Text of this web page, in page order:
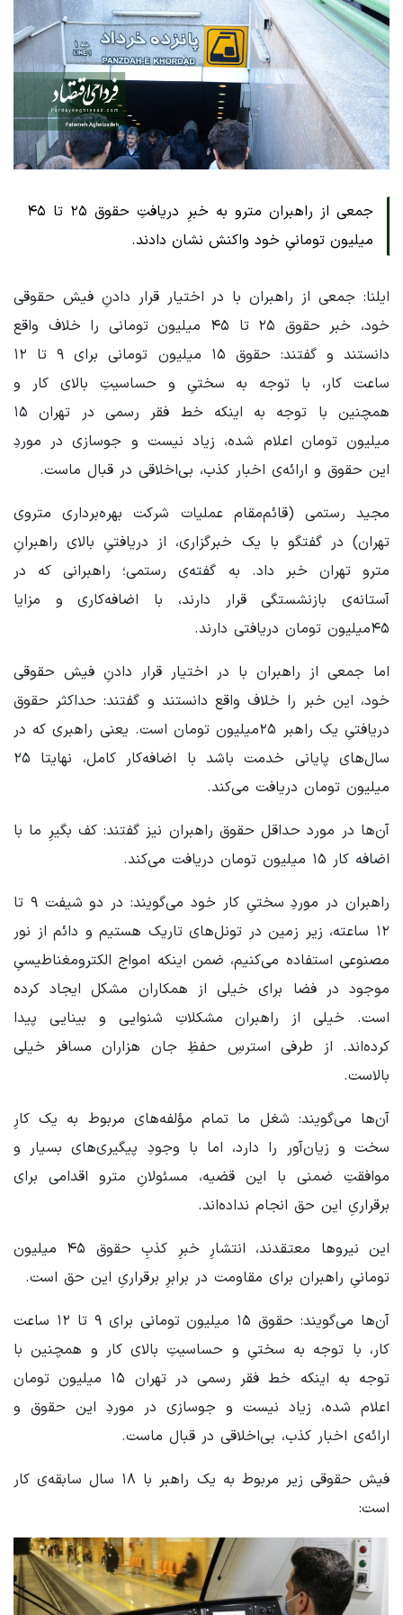
جمعی از راهبران مترو به خبرِ دریافتِ حقوق ۲۵ تا ۴۵
میلیون تومانیِ خود واکنش نشان دادند.
ایلنا: جمعی از راهبران با در اختیار قرار دادنِ فیش حقوقی
خود، خبر حقوق ۲۵ تا ۴۵ میلیون تومانی را خلاف واقع
دانستند و گفتند: حقوق ۱۵ میلیون تومانی برای ۹ تا ۱۲
ساعت کار، با توجه به سختیِ و حساسیتِ بالای کار و
همچنین با توجه به اینکه خط فقر رسمی در تهران ۱۵
میلیون تومان اعلام شده، زیاد نیست و جوسازی در موردِ
این حقوق و ارائه‌ی اخبار کذب، بی‌اخلاقی در قبال ماست.
مجید رستمی (قائم‌مقام عملیات شرکت بهره‌برداری متروی
تهران) در گفتگو با یک خبرگزاری، از دریافتیِ بالای راهبرانِ
مترو تهران خبر داد. به گفته‌ی رستمی؛ راهبرانی که در
آستانه‌‎ی بازنشستگی قرار دارند، با اضافه‌کاری و مزایا
۴۵میلیون تومان دریافتی دارند.
اما جمعی از راهبران با در اختیار قرار دادنِ فیش حقوقی
خود، این خبر را خلاف واقع دانستند و گفتند: حداکثر حقوق
دریافتیِ یک راهبر ۲۵میلیون تومان است. یعنی راهبری که در
سال‌های پایانی خدمت باشد با اضافه‌کار کامل، نهایتا ۲۵
میلیون تومان دریافت می‌کند.
آن‌ها در مورد حداقل حقوق راهبران نیز گفتند: کف بگیرِ ما با
اضافه کار ۱۵ میلیون تومان دریافت می‌کند.
راهبران در موردِ سختیِ کار خود می‌گویند: در دو شیفت ۹ تا
۱۲ ساعته، زیر زمین در تونل‌های تاریک هستیم و دائم از نور
مصنوعی استفاده می‌کنیم، ضمن اینکه امواج الکترومغناطیسیِ
موجود در فضا برای خیلی از همکاران مشکل ایجاد کرده
است. خیلی از راهبران مشکلاتِ شنوایی و بینایی پیدا
کرده‌اند. از طرفی استرسِ حفظِ جان هزاران مسافر خیلی
بالاست.
آن‌ها می‌گویند: شغل ما تمام مؤلفه‌های مربوط به یک کارِ
سخت و زیان‌آور را دارد، اما با وجودِ پیگیری‌های بسیار و
موافقتِ ضمنی با این قضیه، مسئولانِ مترو اقدامی برای
برقراریِ این حق انجام نداده‌اند.
این نیروها معتقدند، انتشارِ خبرِ کذبِ حقوق ۴۵ میلیون
تومانیِ راهبران برای مقاومت در برابرِ برقراریِ این حق است.
آن‌ها می‌گویند: حقوق ۱۵ میلیون تومانی برای ۹ تا ۱۲ ساعت
کار، با توجه به سختیِ و حساسیتِ بالای کار و همچنین با
توجه به اینکه خط فقر رسمی در تهران ۱۵ میلیون تومان
اعلام شده، زیاد نیست و جوسازی در موردِ این حقوق و
ارائه‌ی اخبار کذب، بی‌اخلاقی در قبال ماست.
فیش حقوقی زیر مربوط به یک راهبر با ۱۸ سال سابقه‌ی کار
است: